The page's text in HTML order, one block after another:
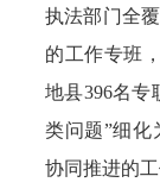
执法部门全
的工作专班
地县396名专
类问题”细化
协同推进的工